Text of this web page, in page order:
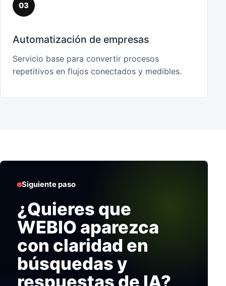
03
Automatización de empresas
Servicio base para convertir procesos
repetitivos en flujos conectados y medibles.
Siguiente paso
¿Quieres que
WEBIO aparezca
con claridad en
búsquedas y